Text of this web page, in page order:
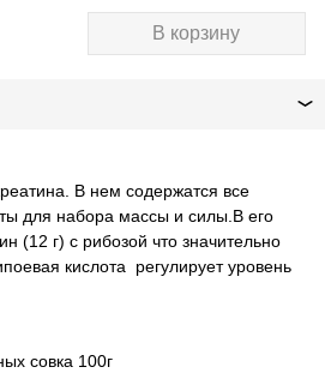
В корзину
В нем содержатся все
для набора массы и силы.В его
(12 г) с рибозой что значительно
кислота регулирует уровень
совка 100г